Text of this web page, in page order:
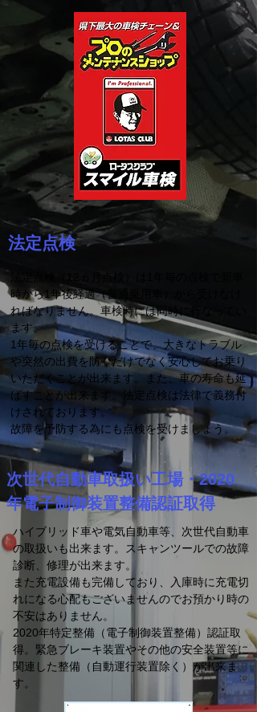
法定点検
時から1年後経過（普通乗用車）から受けなけ
ればなりません。車検時には同時に行なってい
ます。
1年毎の点検を受けることで、大きなトラブル
や突然の出費を防ぐだけでなく安心してお乗り
いただくことが出来ます。また、車の寿命も延
ばすことが出来ます。法定点検は法律で義務付
けされております。
故障を予防する為にも点検を受けましょう。
次世代自動車取扱い工場・2020
年電子制御装置整備認証取得
ハイブリッド車や電気自動車等、次世代自動車
の取扱いも出来ます。スキャンツールでの故障
診断、修理が出来ます。
また充電設備も完備しており、入庫時に充電切
れになる心配もございませんのでお預かり時の
不安はありません。
2020年特定整備（電子制御装置整備）認証取
得。緊急ブレーキ装置やその他の安全装置等に
関連した整備（自動運行装置除く）が出来ま
す。